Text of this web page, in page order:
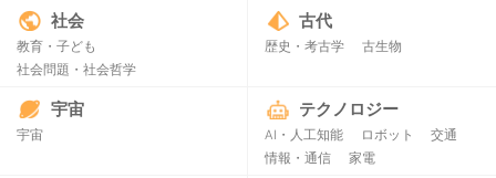
社会
教育・子ども
社会問題・社会哲学
古代
歴史・考古学 古生物
宇宙
宇宙
テクノロジー
AI・人工知能 ロボット
交通
情報・通信
家電